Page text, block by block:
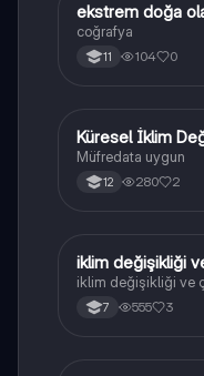
Coğrafya
ekstrem doğa
coğrafya
11 104 0
Coğrafya
Küresel İklim
Müfredata uygun
12 280 2
Sosyal Bilgiler
iklim değişikliği
iklim değişikliği ve
7 555 3